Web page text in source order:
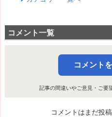
コメント一覧
コメント
記事の間違いやご意見・ご要
コメントはまだ投